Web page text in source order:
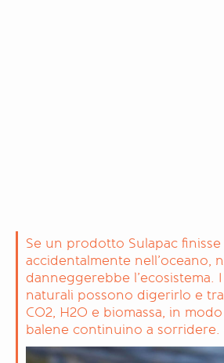
Se un prodotto Sulapac finisse
accidentalmente nell’oceano,
danneggerebbe l’ecosistema.
naturali possono digerirlo e
CO2, H2O e biomassa, in
balene continuino a sorridere.